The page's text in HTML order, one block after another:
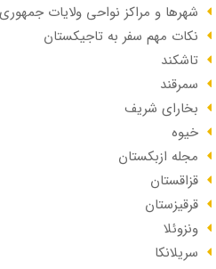
شهرها و مراکز نواحی ولایات
نکات مهم سفر به تاجیکستان
تاشکند
سمرقند
بخارای شریف
خیوه
مجله ازبکستان
قزاقستان
قرقیزستان
ونزوئلا
سریلانکا